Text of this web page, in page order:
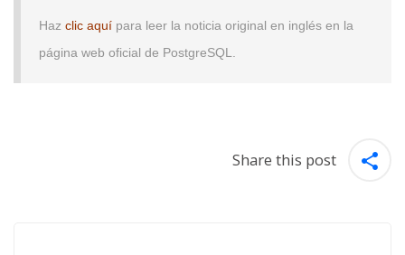
Haz clic aquí para leer la noticia original en inglés en la
página web oficial de PostgreSQL.
Share this post